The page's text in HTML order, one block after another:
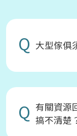
Q 大型傢俱
Q 有關資源
搞不清楚